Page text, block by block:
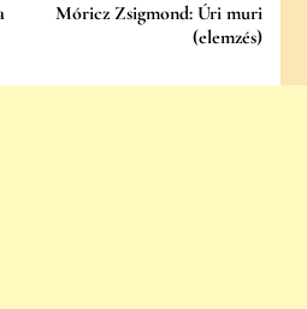
Móricz Zsigmond: Úri muri
(elemzés)